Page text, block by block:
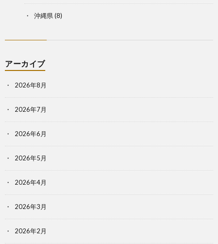
沖縄県(8)
アーカイブ
2026年8月
2026年7月
2026年6月
2026年5月
2026年4月
2026年3月
2026年2月